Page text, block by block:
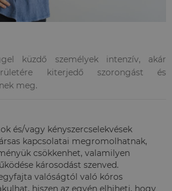
küzdő személyek intenzív, akár
kiterjedő szorongást és
meg.
és/vagy kényszercselekvések
kapcsolatai megromolhatnak,
csökkenhet, valamilyen
károsodást szenved.
valóságtól való kóros
hiszen az egyén elhiheti, hogy